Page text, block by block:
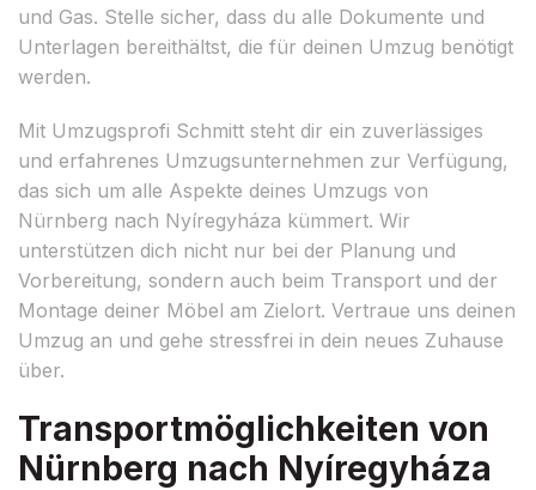
und Gas. Stelle sicher, dass du alle Dokumente und
Unterlagen bereithältst, die für deinen Umzug benötigt
werden.
Mit Umzugsprofi Schmitt steht dir ein zuverlässiges
und erfahrenes Umzugsunternehmen zur Verfügung,
das sich um alle Aspekte deines Umzugs von
Nürnberg nach Nyíregyháza kümmert. Wir
unterstützen dich nicht nur bei der Planung und
Vorbereitung, sondern auch beim Transport und der
Montage deiner Möbel am Zielort. Vertraue uns deinen
Umzug an und gehe stressfrei in dein neues Zuhause
über.
Transportmöglichkeiten von
Nürnberg nach Nyíregyháza